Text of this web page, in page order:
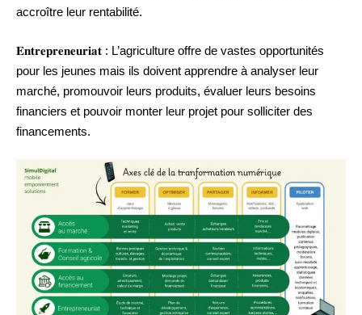
accroître leur rentabilité.
𝐄𝐧𝐭𝐫𝐞𝐩𝐫𝐞𝐧𝐞𝐮𝐫𝐢𝐚𝐭 : L’agriculture offre de vastes opportunités
pour les jeunes mais ils doivent apprendre à analyser leur
marché, promouvoir leurs produits, évaluer leurs besoins
financiers et pouvoir monter leur projet pour solliciter des
financements.